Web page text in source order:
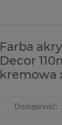
Farba
Decor
kremowa
Dostępność: